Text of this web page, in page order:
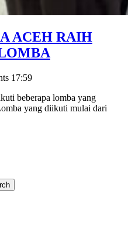
ACEH RAIH
BANDA
ACEH
17:59
yang diikuti mulai dari